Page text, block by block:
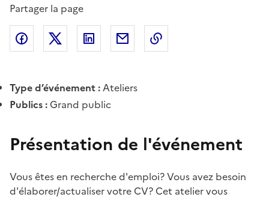
Partager la page
Partager l'article surFacebook
Partager l'article sur X (anciennement
Partager l'article sur
Partager l'article par courriel
Type d’événement :Ateliers
Publics :Grand public
Présentation de l'événement
Vous êtes en recherche d'emploi? Vous avez besoin
d'élaborer/actualiser votre CV? Cet atelier vous